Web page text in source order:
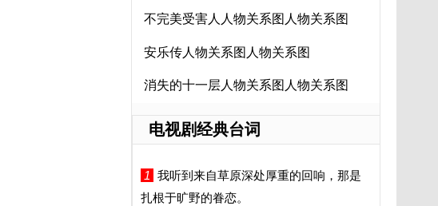
不完美受害人人物关系图人物关系图
安乐传人物关系图人物关系图
消失的十一层人物关系图人物关系图
电视剧经典台词
1
我听到来自草原深处厚重的回响，那是
扎根于旷野的眷恋。